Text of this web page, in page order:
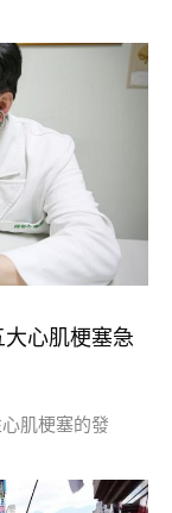
心肌梗塞急
肌梗塞的發